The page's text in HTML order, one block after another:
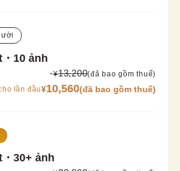
10 ảnh
-¥13,200(đã bao gồm thuế)
lần đầu¥10,560(đã bao gồm thuế)
30+ ảnh